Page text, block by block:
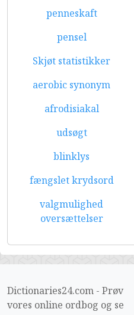
penneskaft
pensel
Skjøt statistikker
aerobic synonym
afrodisiakal
udsøgt
blinklys
fængslet krydsord
valgmulighed
oversættelser
Dictionaries24.com - Prøv
vores online ordbog og se